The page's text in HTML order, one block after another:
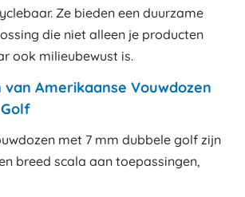
Ze bieden een duurzame
die niet alleen je producten
ook milieubewust is.
van Amerikaanse Vouwdozen
met 7 mm dubbele golf zijn
breed scala aan toepassingen,